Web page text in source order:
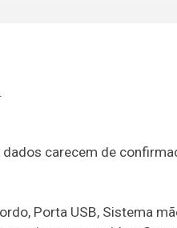
carecem de
Porta USB, Sistema